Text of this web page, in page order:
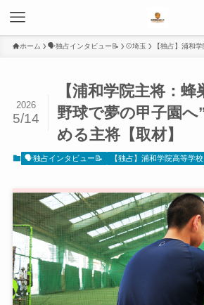
ホーム 🗣️独占インタビュー📝 ⚾️埼玉 【独占】浦和
【浦和学院主将：蜂
野球で夢の甲子園へ
める主将【取材】
2026
5/14
🗣️独占インタビュー📝 【独占】浦和学院高等学校